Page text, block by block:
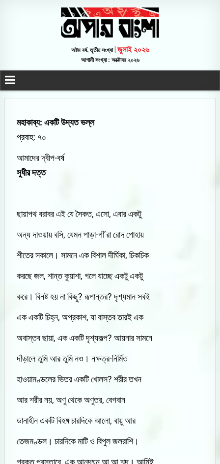
অষ্টম বর্ষ, তৃতীয় সংখ্যা | জুলাই ২০২৬
আগামী সংখ্যা : অক্টোবর ২০২৬
মহাকাব্য: একটি উদ্যত ভল্ল
প্রবাহ: ৭০
আমাদের দ্বীপ-বর্ষ
সুধীর দত্ত
ছায়াপথ বরাবর এই যে সৈকত, এসো, এবার একটু
অন্য দাওয়ায় বসি, যেমন পাড়া-গাঁ’রা রোদ পোহায়
শীতের সকালে। সামনে এক বিশাল দীর্ঘিকা, চিকচিক
করছে জল, শান্ত কুয়াশা, গলে যাচ্ছে একটু একটু
করে। বিনষ্ট হয় না কিছু? রূপান্তর? দৃশ্যমান সবই
এক একটি চিহ্ন, অপ্রকাশ, যা বাস্তব তারই এক
অবাস্তব ছায়া, এক একটি দৃশ্যকল্প? আয়নার সামনে
দাঁড়ালে তুমি আর তুমি নও। নক্ষত্র-নির্মিত
হাওয়ামণ্ডলের ভিতর একটি খোলস? শরীর তখন
আর শরীর নয়, অণু থেকে অণুতর, বেগবান
ডানাহীন একটি বিহঙ্গ চারদিকে আলো, বায়ু আর
তেজমণ্ডল। চারদিকে মাটি ও বিপুল জলরাশি।